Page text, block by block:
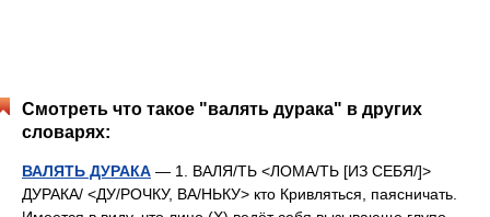
Смотреть что такое "валять дурака" в других
словарях:
ВАЛЯТЬ ДУРАКА — 1. ВАЛЯ/ТЬ <ЛОМА/ТЬ [ИЗ СЕБЯ/]>
ДУРАКА/ <ДУ/РОЧКУ, ВА/НЬКУ> кто Кривляться, паясничать.